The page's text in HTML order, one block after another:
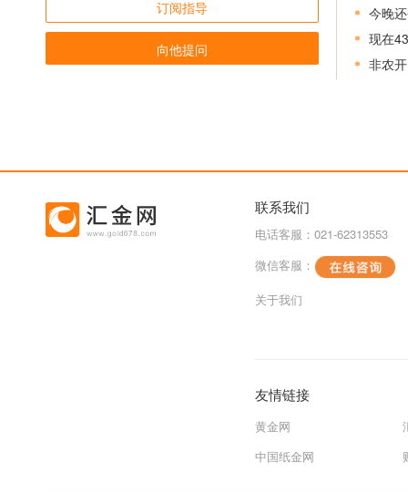
订阅指导
向他提问
今晚
现在
非农
联系我们
电话客服：021-62313553
微信客服：
关于我们
友情链接
黄金网
中国纸金网